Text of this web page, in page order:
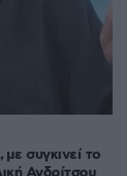
συγκινεί το